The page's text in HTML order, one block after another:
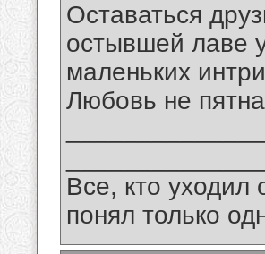
Оставаться
остывшей лаве
маленьких
Любовь не
Все, кто
понял только